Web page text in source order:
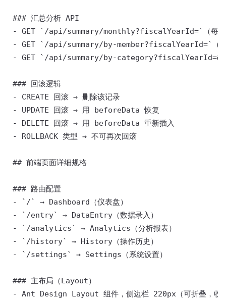
### 汇总分析 API
- GET `/api/summary/monthly?fiscalYearId=`（每月：
- GET `/api/summary/by-member?fiscalYearId=`（按
- GET `/api/summary/by-
### 回滚逻辑
- CREATE 回滚 → 删除该记录
- UPDATE 回滚 → 用 beforeData 恢复
- DELETE 回滚 → 用 beforeData 重新插入
- ROLLBACK 类型 → 不可再次回滚
## 前端页面详细规格
### 路由配置
- `/` → Dashboard（仪表盘）
- `/entry` → DataEntry（数据录入）
- `/analytics` → Analytics（分析报表）
- `/history` → History（操作历史）
- `/settings` → Settings（系统设置）
### 主布局（Layout）
- Ant Design Layout 组件，侧边栏 220px（可折叠，